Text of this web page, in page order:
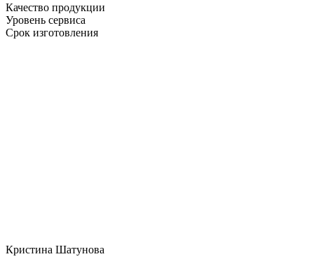
Качество продукции
Уровень сервиса
Срок изготовления
Кристина Шатунова